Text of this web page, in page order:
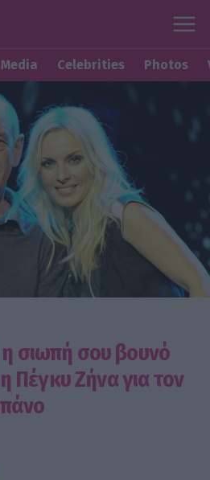
Media Celebrities Photos
σιωπή σου βουνό
Πέγκυ Ζήνα για τον